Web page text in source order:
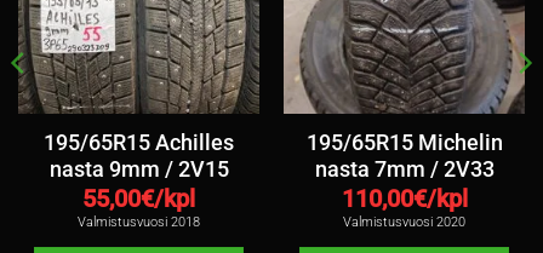
195/65R15 Achilles
nasta 9mm / 2V15
55,00€/kpl
Valmistusvuosi 2018
195/65R15 Michelin
nasta 7mm / 2V33
110,00€/kpl
Valmistusvuosi 2020